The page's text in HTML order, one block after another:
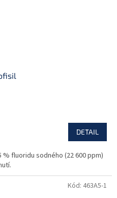
DETAIL
fluoridu sodného (22 600 ppm)
Kód: 463A5-1